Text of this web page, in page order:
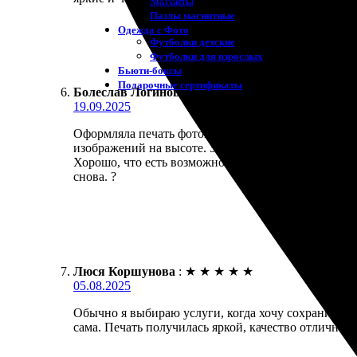
Пазлы магнитные
Одежда с Фото
Футболки детские
Футболки для взрослых
Бьюти-боксы
Подарочные сертификаты
Болеслав Логинов :
19.09.2025
Оформляла печать фотокниги «Премиум». Процесс
изображений на высоте. Заказала в Реутове,
Хорошо, что есть возможность проверить макет
снова. ?
Люся Коршунова : ★ ★ ★ ★ ★
05.08.2025
Обычно я выбираю услуги, когда хочу сохранить
сама. Печать получилась яркой, качество